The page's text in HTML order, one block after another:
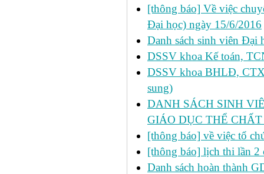
[thông báo] Về việc
Đại học) ngày 15/6/2016
Danh sách sinh viên Đại
DSSV khoa Kế toán,
DSSV khoa BHLĐ,
sung)
DANH SÁCH SINH
GIÁO DỤC THỂ
[thông báo] về việc tổ
[thông báo] lịch thi lần 2
Danh sách hoàn thành